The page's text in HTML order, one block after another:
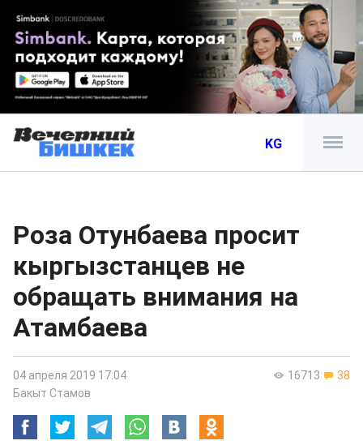
KG
Роза Отунбаева просит
кыргызстанцев не
обращать внимания на
Атамбаева
16713 38
04 апреля 2019 17:04
Бакыт Стамов